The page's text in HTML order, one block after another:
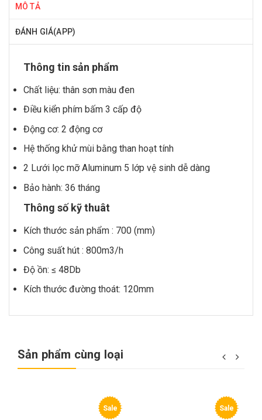
MÔ TẢ
ĐÁNH GIÁ(APP)
Thông tin sản phẩm
Chất liệu: thân sơn màu đen
Điều kiển phím bấm 3 cấp độ
Động cơ: 2 động cơ
Hệ thống khử mùi bằng than hoạt tính
2 Lưới lọc mỡ Aluminum 5 lớp vệ sinh dễ dàng
Bảo hành: 36 tháng
Thông số kỹ thuât
Kích thước sản phẩm : 700 (mm)
Công suất hút : 800m3/h
Độ ồn: ≤ 48Db
Kích thước đường thoát: 120mm
Sản phẩm cùng loại
Sale Sale